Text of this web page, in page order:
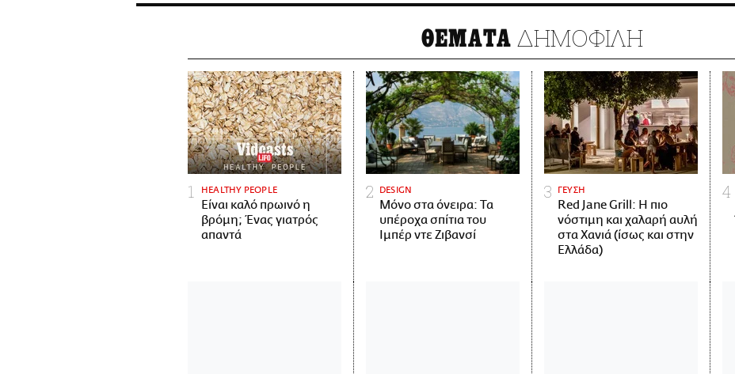
ΘΕΜΑΤΑ ΔΗΜΟΦΙΛΗ
HEALTHY PEOPLE
Είναι καλό πρωινό η
βρόμη; Ένας γιατρός
απαντά
DESIGN
Μόνο στα όνειρα: Τα
υπέροχα σπίτια του
Ιμπέρ ντε Ζιβανσί
ΓΕΥΣΗ
Red Jane Grill: Η πιο
νόστιμη και χαλαρή αυλή
στα Χανιά (ίσως και στην
Ελλάδα)